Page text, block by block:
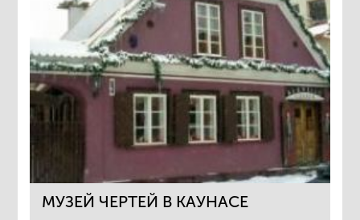
МУЗЕЙ ЧЕРТЕЙ В КАУНАСЕ